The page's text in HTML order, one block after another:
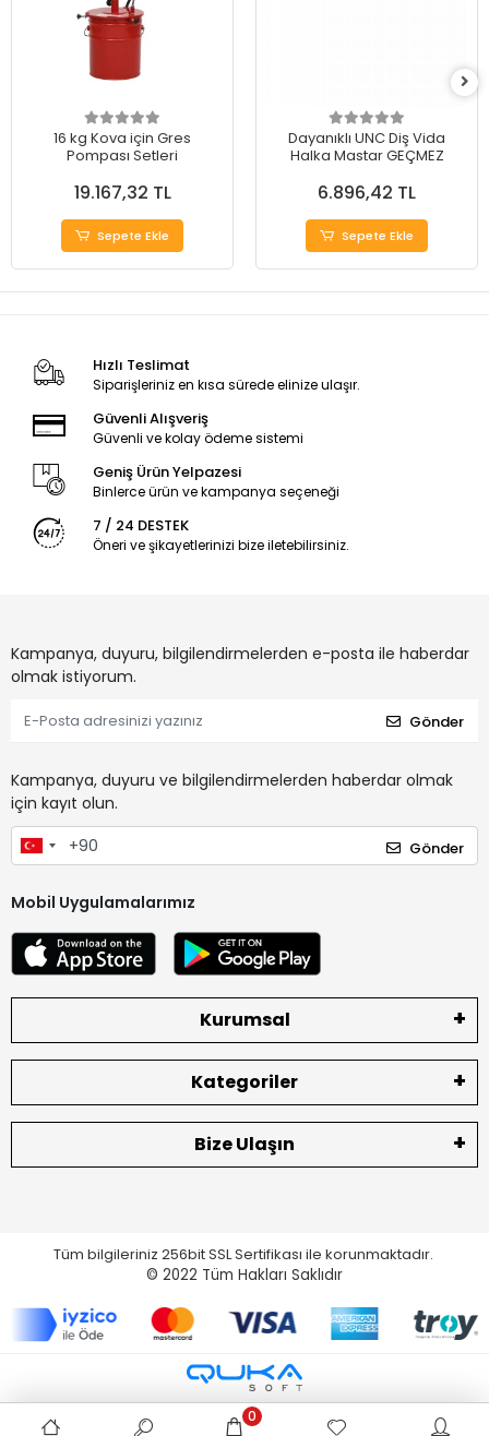
16 kg Kova için Gres
Pompası Setleri
19.167,32 TL
Sepete Ekle
Dayanıklı UNC Diş Vida
Halka Mastar GEÇMEZ
6.896,42 TL
Sepete Ekle
Hızlı Teslimat
Siparişleriniz en kısa sürede elinize ulaşır.
Güvenli Alışveriş
Güvenli ve kolay ödeme sistemi
Geniş Ürün Yelpazesi
Binlerce ürün ve kampanya seçeneği
7 / 24 DESTEK
Öneri ve şikayetlerinizi bize iletebilirsiniz.
Kampanya, duyuru, bilgilendirmelerden e-posta ile haberdar
olmak istiyorum.
Gönder
Kampanya, duyuru ve bilgilendirmelerden haberdar olmak
için kayıt olun.
Gönder
Mobil Uygulamalarımız
Kurumsal
Kategoriler
Bize Ulaşın
Tüm bilgileriniz 256bit SSL Sertifikası ile korunmaktadır.
© 2022 Tüm Hakları Saklıdır
0